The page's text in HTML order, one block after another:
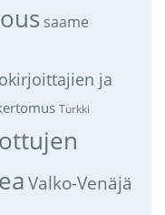
saame
ja
Turkki
Valko-Venäjä